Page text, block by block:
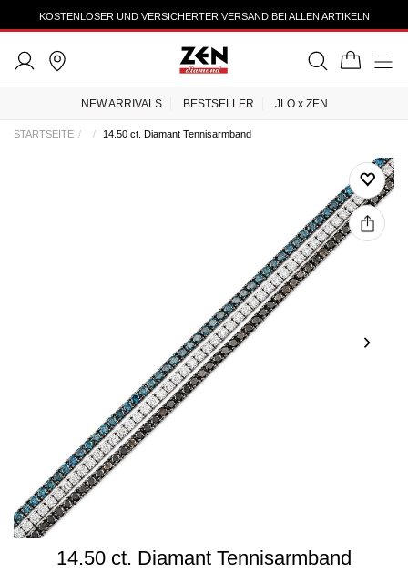
KOSTENLOSER UND VERSICHERTER VERSAND BEI ALLEN ARTIKELN
NEW ARRIVALS BESTSELLER JLO x ZEN
STARTSEITE 14.50 ct. Diamant Tennisarmband
14.50 ct. Diamant Tennisarmband